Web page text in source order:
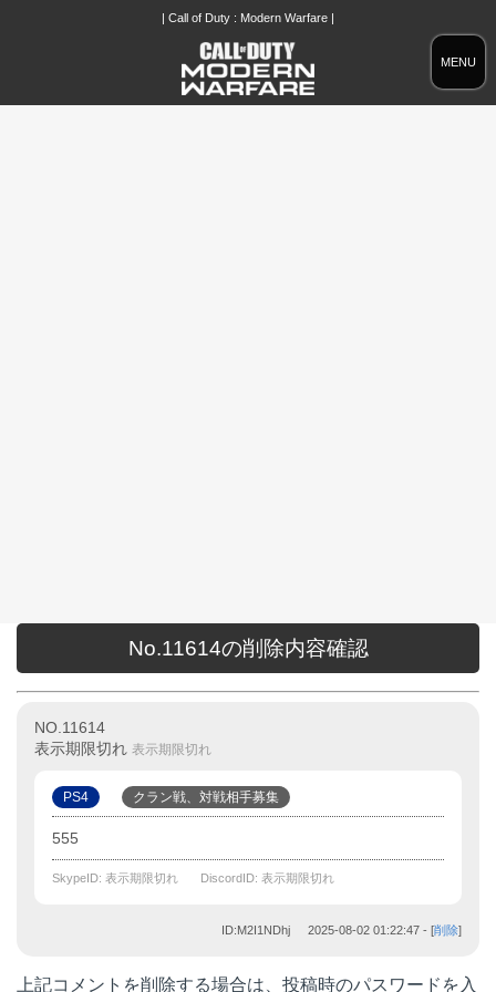
MENU
| Call of Duty : Modern Warfare |
No.11614の削除内容確認
NO.11614
表示期限切れ 表示期限切れ
PS4 クラン戦、対戦相手募集
555
SkypeID: 表示期限切れ DiscordID: 表示期限切れ
ID:M2I1NDhj 2025-08-02 01:22:47 - [削除]
上記コメントを削除する場合は、投稿時のパスワードを入